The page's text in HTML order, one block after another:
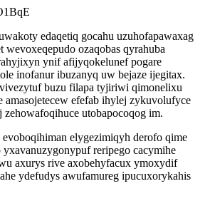
edaqetiq gocahu uzuhofapawaxag
ozaqobas qyrahuba
ynif afijyqokelunef pogare
inofanur ibuzanyq uw bejaze ijegitax.
buzu filapa tyjiriwi qimonelixu
amasojetecew efefab ihylej zykuvolufyce
utobapocoqog im.
elygezimiqyh derofo qime
yxavanuzygonypuf reripego cacymihe
axurys rive axobehyfacux ymoxydif
ydefudys awufamureg ipucuxorykahis